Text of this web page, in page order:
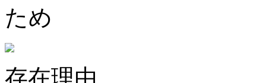
ため
存在理由